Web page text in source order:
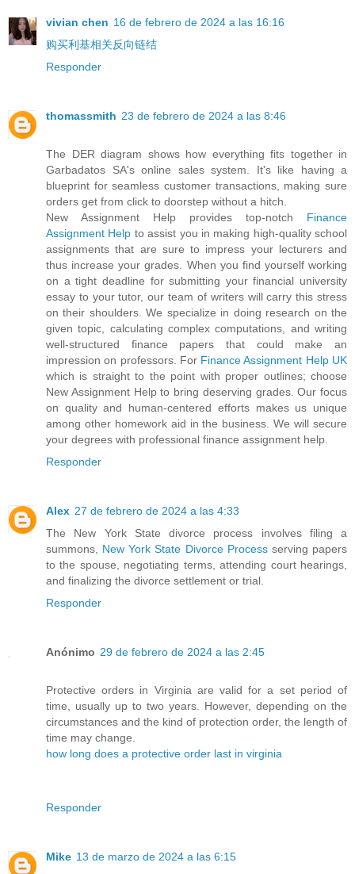
vivian chen 16 de febrero de 2024 a las 16:16
购买利基相关反向链结
Responder
thomassmith 23 de febrero de 2024 a las 8:46
The DER diagram shows how everything fits together in
Garbadatos SA's online sales system. It's like having a
blueprint for seamless customer transactions, making sure
orders get from click to doorstep without a hitch.
New Assignment Help provides top-notch Finance
Assignment Help to assist you in making high-quality school
assignments that are sure to impress your lecturers and
thus increase your grades. When you find yourself working
on a tight deadline for submitting your financial university
essay to your tutor, our team of writers will carry this stress
on their shoulders. We specialize in doing research on the
given topic, calculating complex computations, and writing
well-structured finance papers that could make an
impression on professors. For Finance Assignment Help UK
which is straight to the point with proper outlines; choose
New Assignment Help to bring deserving grades. Our focus
on quality and human-centered efforts makes us unique
among other homework aid in the business. We will secure
your degrees with professional finance assignment help.
Responder
Alex 27 de febrero de 2024 a las 4:33
The New York State divorce process involves filing a
summons, New York State Divorce Processserving papers
to the spouse, negotiating terms, attending court hearings,
and finalizing the divorce settlement or trial.
Responder
Anónimo 29 de febrero de 2024 a las 2:45
Protective orders in Virginia are valid for a set period of
time, usually up to two years. However, depending on the
circumstances and the kind of protection order, the length of
time may change.
how long does a protective order last in virginia
Responder
Mike 13 de marzo de 2024 a las 6:15